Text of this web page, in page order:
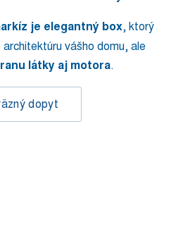
je elegantný box, ktorý
vášho domu, ale
látky aj motora.
dopyt